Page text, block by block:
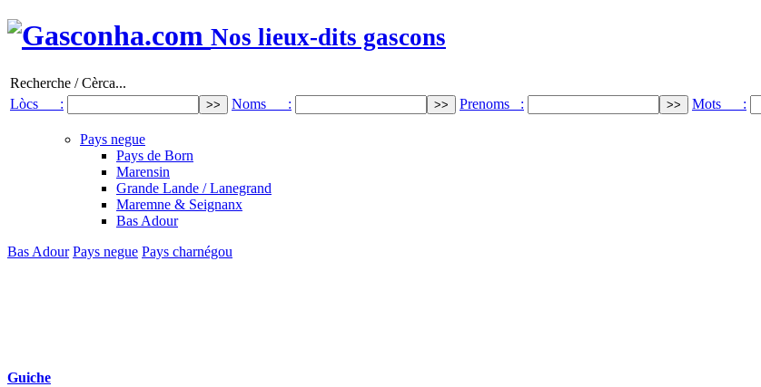
Nos lieux-dits gascons
Recherche / Cèrca...
Lòcs :
Noms : Prenoms : Mots :
Pays negue
Pays de Born
Marensin
Grande Lande / Lanegrand
Maremne & Seignanx
Bas Adour
Bas Adour Pays negue Pays charnégou
Guiche